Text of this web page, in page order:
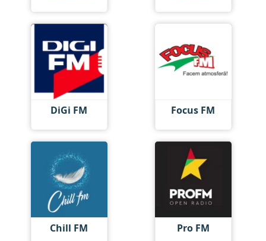
DiGi FM Focus FM
Chill FM Pro FM